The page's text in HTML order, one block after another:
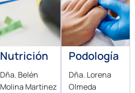
Nutrición
Dña. Belén
Molina Martinez
Podología
Dña. Lorena
Olmeda